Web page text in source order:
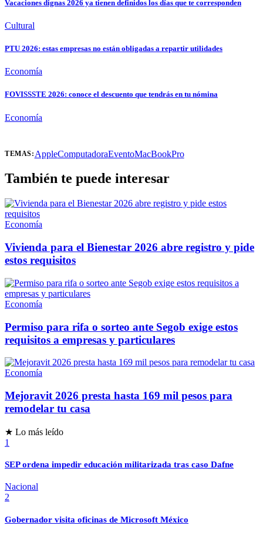
Vacaciones dignas 2026 ya tienen definidos los días que te corresponden
Cultural
PTU 2026: estas empresas no están obligadas a repartir utilidades
Economía
FOVISSSTE 2026: conoce el descuento que tendrás en tu nómina
Economía
TEMAS: AppleComputadoraEventoMacBookPro
También te puede interesar
Economía
Vivienda para el Bienestar 2026 abre registro y pide
estos requisitos
Economía
Permiso para rifa o sorteo ante Segob exige estos
requisitos a empresas y particulares
Economía
Mejoravit 2026 presta hasta 169 mil pesos para
remodelar tu casa
★ Lo más leído
1
SEP ordena impedir educación militarizada tras caso Dafne
Nacional
2
Gobernador visita oficinas de Microsoft México